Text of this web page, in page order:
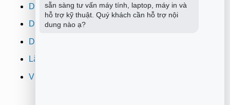
Dịch vụ sửa wifi tại nhà
Dịch vụ sửa máy in
Dịch vụ nạp mực máy in
Lắp đặt camera quan sát tphcm
Vi tính Trường Thịnh
sẵn sàng tư vấn máy tính, laptop, máy in và
hỗ trợ kỹ thuật. Quý khách cần hỗ trợ nội
dung nào ạ?